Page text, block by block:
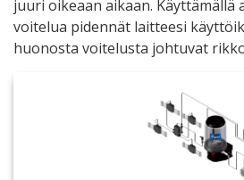
juuri oikeaan aikaan. Käyttämällä
voitelua pidennät laitteesi
huonosta voitelusta johtuvat